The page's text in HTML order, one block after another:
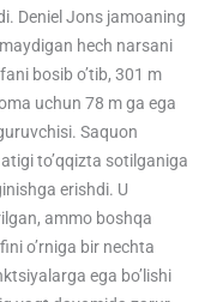
Deniel Jons jamoaning
hech narsani
bosib o’tib, 301 m
uchun 78 m ga ega
Saquon
to’qqizta sotilganiga
erishdi. U
ammo boshqa
o’rniga bir nechta
ega bo’lishi